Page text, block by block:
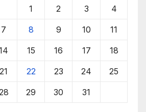
1 2 3 4
7 8 9 10 11
15 16 17 18
21 22 23 24 25
29 30 31